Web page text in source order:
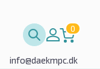
0
info@daekmpc.dk